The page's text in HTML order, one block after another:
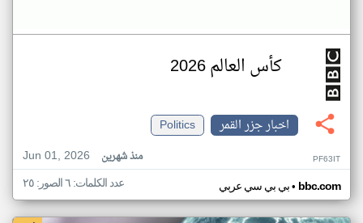
كأس العالم 2026
اخبار جزر القمر
Politics
Jun 01, 2026
منذ شهرين PF63IT
بي بي سي عربي• bbc.com عدد الكلمات: ٦ الصور: ٢٥